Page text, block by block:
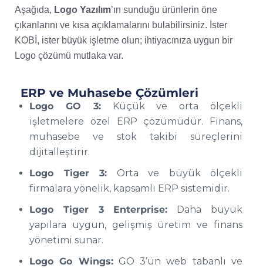
Aşağıda, Logo Yazılım’ın sunduğu ürünlerin öne
çıkanlarını ve kısa açıklamalarını bulabilirsiniz. İster
KOBİ, ister büyük işletme olun; ihtiyacınıza uygun bir
Logo çözümü mutlaka var.
ERP ve Muhasebe Çözümleri
Logo GO 3:Küçük ve orta ölçekli
işletmelere özel ERP çözümüdür. Finans,
muhasebe ve stok takibi süreçlerini
dijitalleştirir.
Logo Tiger 3: Orta ve büyük ölçekli
firmalara yönelik, kapsamlı ERP sistemidir.
Logo Tiger 3 Enterprise: Daha büyük
yapılara uygun, gelişmiş üretim ve finans
yönetimi sunar.
Logo Go Wings:GO 3’ün web tabanlı ve